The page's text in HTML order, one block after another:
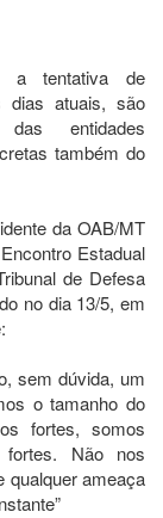
a tentativa de
dias atuais, são
entidades
também do
da OAB/MT
Estadual
de Defesa
no dia 13/5, em
sem dúvida, um
o tamanho do
fortes, somos
Não nos
qualquer ameaça